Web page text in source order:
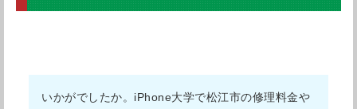
いかがでしたか。iPhone大学で松江市の修理料金や